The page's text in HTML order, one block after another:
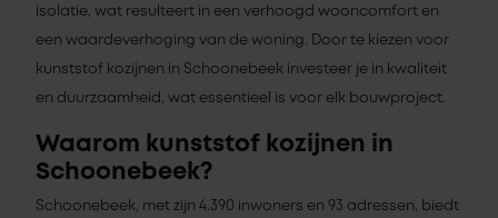
isolatie, wat resulteert in een verhoogd wooncomfort en
een waardeverhoging van de woning. Door te kiezen voor
kunststof kozijnen in Schoonebeek investeer je in kwaliteit
en duurzaamheid, wat essentieel is voor elk bouwproject.
Waarom kunststof kozijnen in
Schoonebeek?
Schoonebeek, met zijn 4.390 inwoners en 93 adressen, biedt